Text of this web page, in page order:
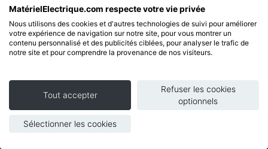
Modes de livraison
Mentions légales
MatérielElectrique.com respecte votre vie privée
Nous utilisons des cookies et d'autres technologies de suivi pour améliorer
votre expérience de navigation sur notre site, pour vous montrer un
contenu personnalisé et des publicités ciblées, pour analyser le trafic de
notre site et pour comprendre la provenance de nos visiteurs.
Tout accepter
Refuser les cookies
optionnels
Sélectionner les cookies